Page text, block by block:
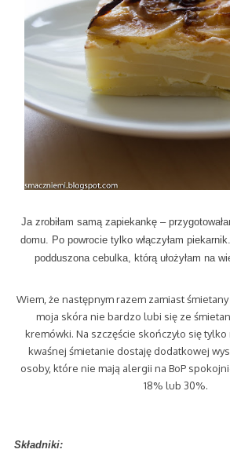
Ja zrobiłam samą zapiekankę –
domu. Po powrocie tylko włączyłam
podduszona cebulka, którą ułożyłam na
Wiem, że następnym razem zamiast
moja skóra nie bardzo lubi się ze
kremówki. Na szczęście skończyło się
kwaśnej śmietanie dostaję dodatkowej
osoby, które nie mają alergii na BoP
18% lub 30%.
Składniki: